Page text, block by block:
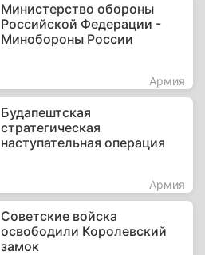
Министерство обороны
Российской Федерации -
Минобороны России
Армия
Будапештская
стратегическая
наступательная операция
Армия
Советские войска
освободили Королевский
замок